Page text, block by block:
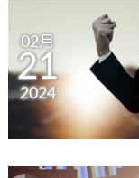
02月
21
2024